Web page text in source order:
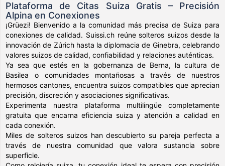
Plataforma de Citas Suiza Gratis – Precisión
Alpina en Conexiones
¡Grüezi! Bienvenido a la comunidad más precisa de Suiza para
conexiones de calidad. Suissi.ch reúne solteros suizos desde la
innovación de Zúrich hasta la diplomacia de Ginebra, celebrando
valores suizos de calidad, confiabilidad y relaciones auténticas.
Ya sea que estés en la gobernanza de Berna, la cultura de
Basilea o comunidades montañosas a través de nuestros
hermosos cantones, encuentra suizos compatibles que aprecian
precisión, discreción y asociaciones significativas.
Experimenta nuestra plataforma multilingüe completamente
gratuita que encarna eficiencia suiza y atención a calidad en
cada conexión.
Miles de solteros suizos han descubierto su pareja perfecta a
través de nuestra comunidad que valora sustancia sobre
superficie.